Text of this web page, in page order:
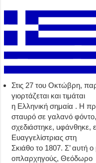
Στις 27 του Οκτώβρη,
γιορτάζεται και τιμάται
η Ελληνική σημαία . H
σταυρό σε γαλανό φόντο,
σχεδιάστηκε,
Ευαγγελίστριας στη
Σκιάθο το 1807. Σ’ αυτή
οπλαρχηγούς, Θεόδωρο